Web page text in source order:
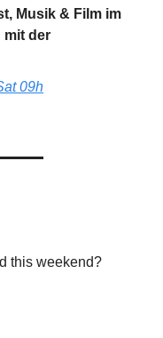
Musik & Film im
mit der
09h
this weekend?